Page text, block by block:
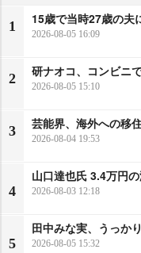
1
15歳で当時27歳の夫
2026-08-05 16:09
2
研ナオコ、コンビニ
2026-08-05 15:10
3
芸能界、海外への移
2026-08-04 19:53
4
山口達也氏 3.4万円
2026-08-03 12:18
5
田中みな実、うっか
2026-08-05 15:32